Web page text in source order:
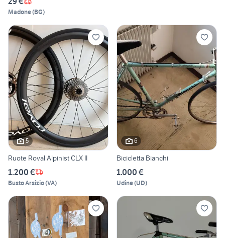
Madone(BG)
5
Ruote Roval Alpinist CLX II
1.200 €
Busto Arsizio(VA)
6
Bicicletta Bianchi
1.000 €
Udine(UD)